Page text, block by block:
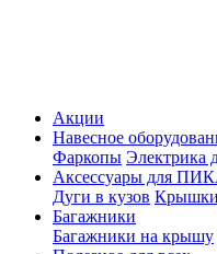
Акции
Навесное
Фаркопы Электрика
Аксессуары для
Дуги в кузов Крышки
Багажники
Багажники на крышу